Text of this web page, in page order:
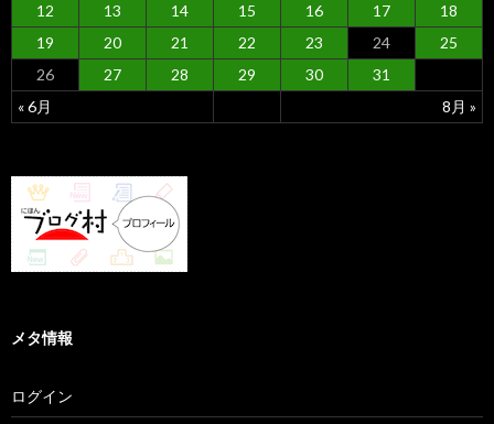
« 6月 8月 »
12
13 14 15 16 17
18
19
20 21 22 23 24
25
26
27 28 29 30 31
メタ情報
ログイン